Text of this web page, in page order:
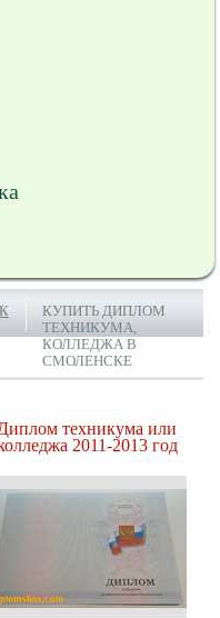
КУПИТЬ ДИПЛОМ
ТЕХНИКУМА,
КОЛЛЕДЖА В
СМОЛЕНСКЕ
техникума или
2011-2013 год